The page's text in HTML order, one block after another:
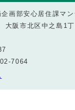
画部安心居住課マン
阪市北区中之島1
7064